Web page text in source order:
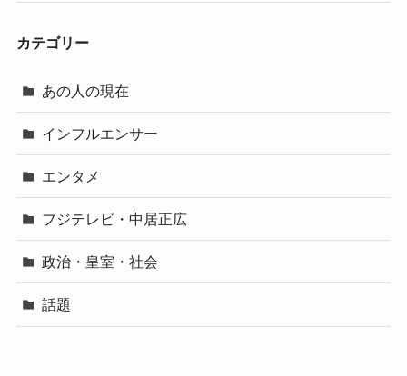
カテゴリー
あの人の現在
インフルエンサー
エンタメ
フジテレビ・中居正広
政治・皇室・社会
話題